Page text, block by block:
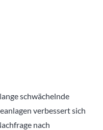
schwächelnde
verbessert sich
nach